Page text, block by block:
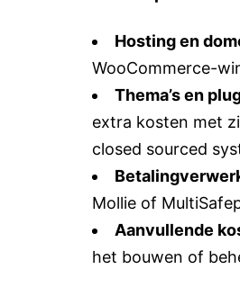
Hosting en
WooCommerce-
Thema’s en
extra kosten met
closed sourced
Mollie of
Aanvullende
het bouwen of